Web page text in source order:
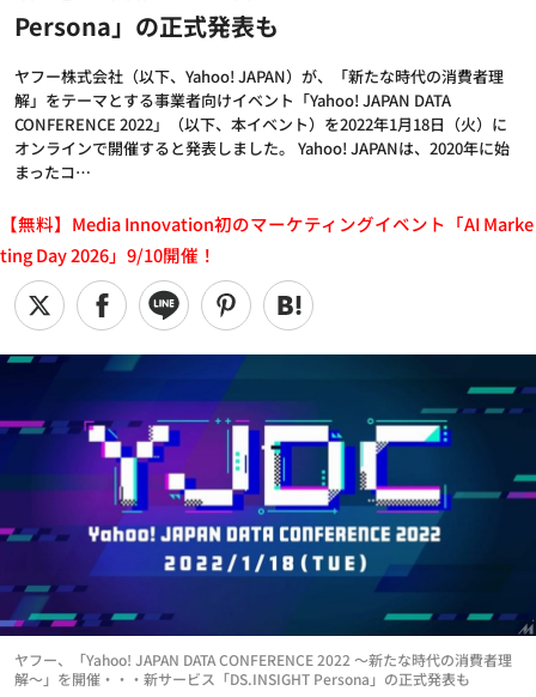
Persona」の正式発表も
ヤフー株式会社（以下、Yahoo! JAPAN）が、「新たな時代の消費者理
解」をテーマとする事業者向けイベント「Yahoo! JAPAN DATA
CONFERENCE 2022」（以下、本イベント）を2022年1月18日（火）に
オンラインで開催すると発表しました。 Yahoo! JAPANは、2020年に始
まったコ…
【無料】Media Innovation初のマーケティングイベント「AI Marke
ting Day 2026」9/10開催！
ヤフー、「Yahoo! JAPAN DATA CONFERENCE 2022 ～新たな時代の消費者理
解～」を開催・・・新サービス「DS.INSIGHT Persona」の正式発表も